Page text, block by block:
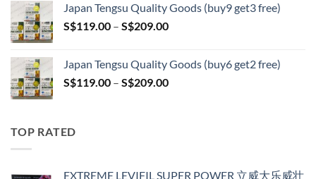
through
S$209.00
Japan Tengsu Quality Goods (buy9 get3 free)
S$119.00 – S$209.00Price
through
S$209.00
Japan Tengsu Quality Goods (buy6 get2 free)
S$119.00 – S$209.00Price
TOP RATED
EXTREME LEVIFIL SUPER POWER 立威大乐威壮